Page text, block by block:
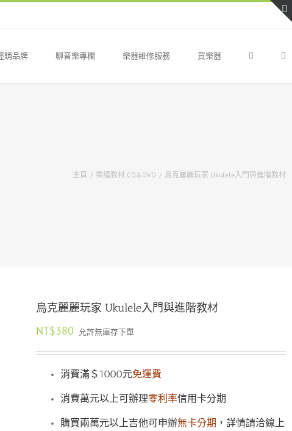
銷品牌 聊音樂專欄 樂器維修服務 買樂器
主頁 / 樂譜教材,CD&DVD / 烏克麗麗玩家 Ukulele入門與進階教材
烏克麗麗玩家 Ukulele入門與進階教材
NT$380 允許無庫存下單
消費滿＄1000元免運費
消費萬元以上可辦理零利率信用卡分期
購買兩萬元以上吉他可申辦無卡分期 ，詳情請洽線上